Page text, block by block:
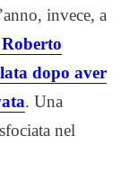
invece, a
dopo aver
. Una
nel